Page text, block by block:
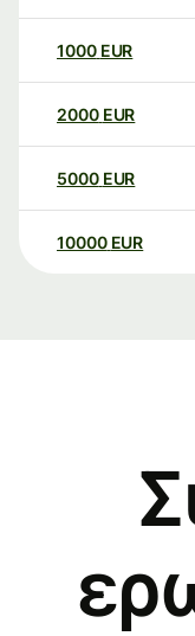
1000 EUR
2000 EUR
5000 EUR
10000 EUR